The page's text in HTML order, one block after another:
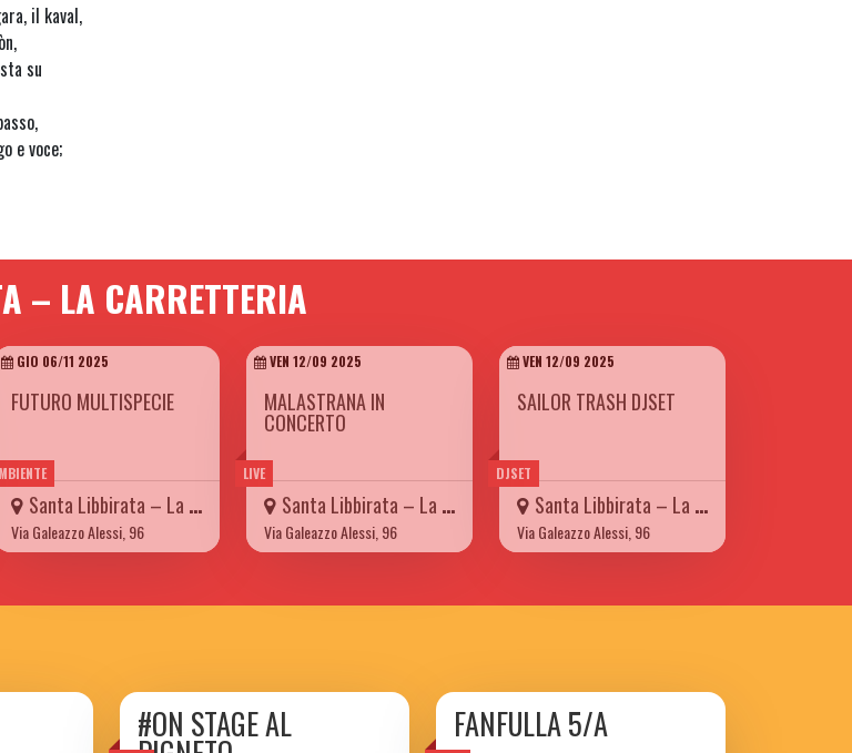
il kaval,
su
e voce;
– LA CARRETTERIA
GIO 06/11 2025
FUTURO MULTISPECIE
Santa Libbirata – La Carretteria
Via Galeazzo Alessi, 96
LIVE
VEN 12/09 2025
MALASTRANA IN
CONCERTO
Santa Libbirata – La Carretteria
Via Galeazzo Alessi, 96
DJSET
VEN 12/09 2025
SAILOR TRASH DJSET
Santa Libbirata – La Carretteria
Via Galeazzo Alessi, 96
#ON STAGE AL FANFULLA 5/A